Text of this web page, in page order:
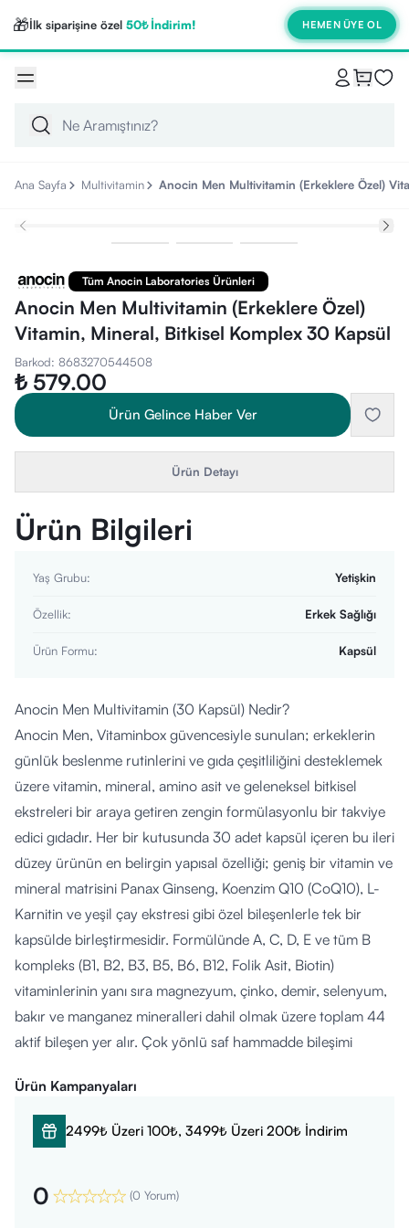
🎁İlk siparişine özel 50₺ İndirim! HEMEN ÜYE OL
Ana Sayfa Multivitamin Anocin Men Multivitamin (Erkeklere Özel)
Tüm Anocin Laboratories Ürünleri
Anocin Men Multivitamin (Erkeklere Özel)
Vitamin, Mineral, Bitkisel Komplex 30 Kapsül
Barkod: 8683270544508
₺ 579.00
Ürün Gelince Haber Ver
Ürün Detayı
Ürün Bilgileri
Yaş Grubu: Yetişkin
Özellik: Erkek Sağlığı
Ürün Formu: Kapsül
Anocin Men Multivitamin (30 Kapsül) Nedir?
Anocin Men, Vitaminbox güvencesiyle sunulan; erkeklerin
günlük beslenme rutinlerini ve gıda çeşitliliğini desteklemek
üzere vitamin, mineral, amino asit ve geleneksel bitkisel
ekstreleri bir araya getiren zengin formülasyonlu bir takviye
edici gıdadır. Her bir kutusunda 30 adet kapsül içeren bu ileri
düzey ürünün en belirgin yapısal özelliği; geniş bir vitamin ve
mineral matrisini Panax Ginseng, Koenzim Q10 (CoQ10), L-
Karnitin ve yeşil çay ekstresi gibi özel bileşenlerle tek bir
kapsülde birleştirmesidir. Formülünde A, C, D, E ve tüm B
kompleks (B1, B2, B3, B5, B6, B12, Folik Asit, Biotin)
vitaminlerinin yanı sıra magnezyum, çinko, demir, selenyum,
bakır ve manganez mineralleri dahil olmak üzere toplam 44
aktif bileşen yer alır. Çok yönlü saf hammadde bileşimi
dahil edilebilecek standart bir destek niteliğinde
tasarlanmıştır.
Ürünün kutu üzerindeki kullanım talimatlarının dikkate
Ürün Kampanyaları
2499₺ Üzeri 100₺, 3499₺ Üzeri 200₺ İndirim
0 (0 Yorum)